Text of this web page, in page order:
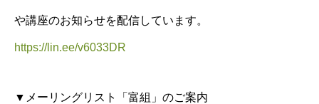
や講座のお知らせを配信しています。
https://lin.ee/v6033DR
▼メーリングリスト「富組」のご案内